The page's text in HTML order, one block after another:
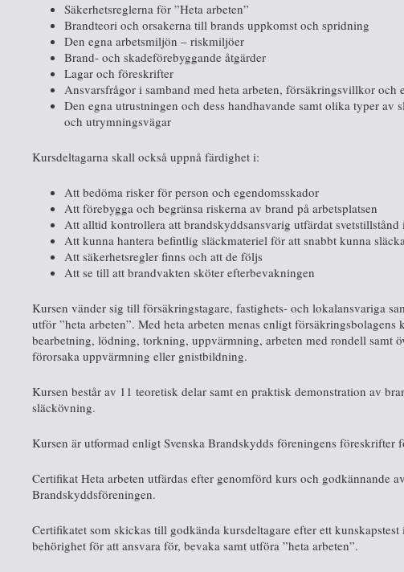
Säkerhetsreglerna för ”Heta arbeten”
Brandteori och orsakerna till brands uppkomst och spridning
Den egna arbetsmiljön – riskmiljöer
Brand- och skadeförebyggande åtgärder
Lagar och föreskrifter
Ansvarsfrågor i samband med heta arbeten, försäkringsvillkor och
Den egna utrustningen och dess handhavande samt olika typer av
och utrymningsvägar
Kursdeltagarna skall också uppnå färdighet i:
Att bedöma risker för person och egendomsskador
Att förebygga och begränsa riskerna av brand på arbetsplatsen
Att alltid kontrollera att brandskyddsansvarig utfärdat svetstillstånd
Att kunna hantera befintlig släckmateriel för att snabbt kunna
Att säkerhetsregler finns och att de följs
Att se till att brandvakten sköter efterbevakningen
Kursen vänder sig till försäkringstagare, fastighets- och lokalansvariga
utför ”heta arbeten”. Med heta arbeten menas enligt försäkringsbolagens
bearbetning, lödning, torkning, uppvärmning, arbeten med rondell samt
förorsaka uppvärmning eller gnistbildning.
Kursen består av 11 teoretisk delar samt en praktisk demonstration av
släckövning.
Kursen är utformad enligt Svenska Brandskydds föreningens föreskrifter
Certifikat Heta arbeten utfärdas efter genomförd kurs och godkännande
Brandskyddsföreningen.
Certifikatet som skickas till godkända kursdeltagare efter ett
behörighet för att ansvara för, bevaka samt utföra ”heta arbeten”.